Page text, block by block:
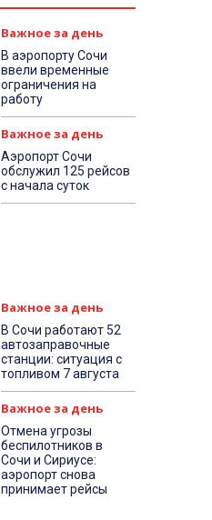
Важное за день
В аэропорту Сочи
ввели временные
ограничения на
работу
Важное за день
Аэропорт Сочи
обслужил 125 рейсов
с начала суток
Важное за день
В Сочи работают 52
автозаправочные
станции: ситуация с
топливом 7 августа
Важное за день
Отмена угрозы
беспилотников в
Сочи и Сириусе:
аэропорт снова
принимает рейсы